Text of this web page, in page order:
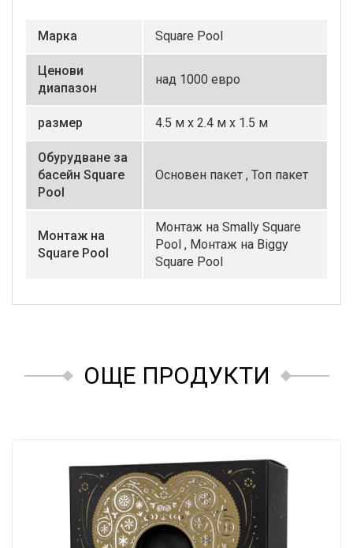
Маркa Square Pool
Ценови
диапазон
над 1000 евро
размер 4.5 м х 2.4 м х 1.5 м
Обурудване за
басейн Square
Pool
Основен пакет , Топ пакет
Монтаж на
Square Pool
Монтаж на Smally Square
Pool , Монтаж на Biggy
Square Pool
ОЩЕ ПРОДУКТИ